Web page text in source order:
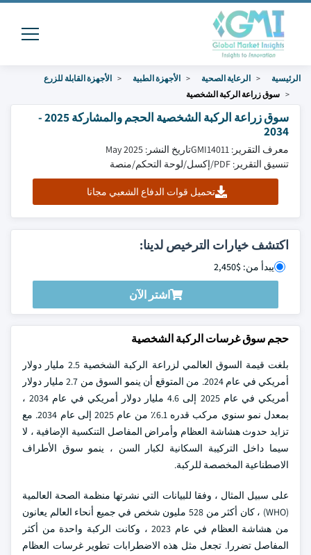
الرئيسية الرعاية الصحية الأجهزة الطبية
الأجهزة القابلة للزرع
سوق زراعة الركبة الشخصية
سوق زراعة الركبة الشخصية الحجم والمشاركة 2025 -
2034
معرف التقرير: GMI14011
تاريخ النشر: May 2025
تنسيق التقرير: PDF/إكسل/لوحة التحكم/منصة
تحميل قوات الدفاع الشعبي مجانا
اكتشف خيارات الترخيص لدينا:
يبدأ من: $2,450
اشتر الآن
حجم سوق غرسات الركبة الشخصية
بلغت قيمة السوق العالمي لزراعة الركبة الشخصية 2.5 مليار دولار
أمريكي في عام 2024. من المتوقع أن ينمو السوق من 2.7 مليار دولار
أمريكي في عام 2025 إلى 4.6 مليار دولار أمريكي في عام 2034 ،
بمعدل نمو سنوي مركب قدره 6.1٪ من عام 2025 إلى عام 2034. مع
تزايد حدوث هشاشة العظام وأمراض المفاصل التنكسية الإضافية ، لا
سيما داخل التركيبة السكانية لكبار السن ، ينمو سوق الأطراف
الاصطناعية المخصصة للركبة.
على سبيل المثال ، وفقا للبيانات التي نشرتها منظمة الصحة العالمية
(WHO) ، كان أكثر من 528 مليون شخص في جميع أنحاء العالم يعانون
من هشاشة العظام في عام 2023 ، وكانت الركبة واحدة من أكثر
المفاصل تضررا. تجعل مثل هذه الاضطرابات تطوير غرسات العظام